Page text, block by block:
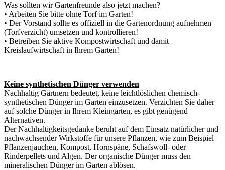
Was sollten wir Gartenfreunde also jetzt machen?
• Arbeiten Sie bitte ohne Torf im Garten!
• Der Vorstand sollte es offiziell in die Gartenordnung aufnehmen
(Torfverzicht) umsetzen und kontrollieren!
• Betreiben Sie aktive Kompostwirtschaft und damit
Kreislaufwirtschaft in Ihrem Garten!
Keine synthetischen Dünger verwenden
Nachhaltig Gärtnern bedeutet, keine leichtlöslichen chemisch-
synthetischen Dünger im Garten einzusetzen. Verzichten Sie daher
auf solche Dünger in Ihrem Kleingarten, es gibt genügend
Alternativen.
Der Nachhaltigkeitsgedanke beruht auf dem Einsatz natürlicher und
nachwachsender Wirkstoffe für unsere Pflanzen, wie zum Beispiel
Pflanzenjauchen, Kompost, Hornspäne, Schafswoll- oder
Rinderpellets und Algen. Der organische Dünger muss den
mineralischen Dünger im Garten ablösen.